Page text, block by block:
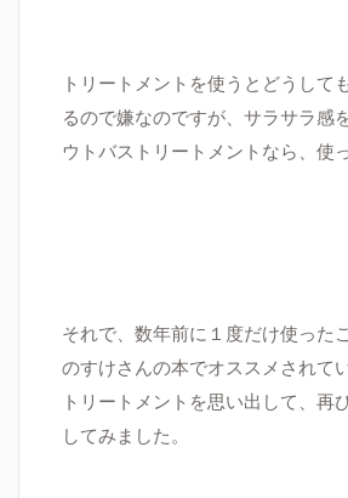
トリートメントを使うとどうして
るので嫌なのですが、サラサラ感
ウトバストリートメントなら、使
それで、数年前に１度だけ使った
のすけさんの本でオススメされて
トリートメントを思い出して、再
してみました。